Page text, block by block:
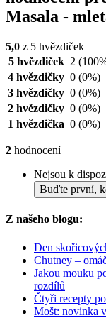
Masala -
5,0 z 5 hvězdiček
5 hvězdiček 2
4 hvězdičky 0 (0%)
3 hvězdičky 0 (0%)
2 hvězdičky 0 (0%)
1 hvězdička 0 (0%)
2 hodnocení
Nejsou k
Buďte první,
Z našeho blogu:
Den
Chutney –
Jakou mouku
rozdílů
Čtyři recepty
Mošt: novinka